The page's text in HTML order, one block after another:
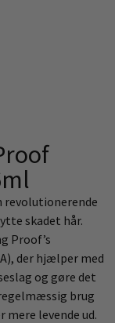
revolutionerende
skadet hår.
Proof’s
der hjælper med
og gøre det
brug
mere levende ud.